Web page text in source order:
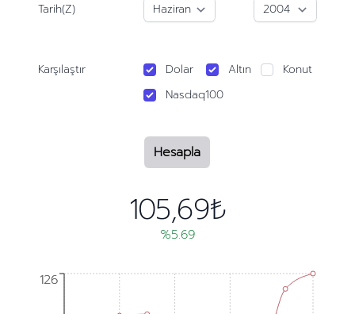
Tarih(Z)
Karşılaştır Dolar Altın
Konut
Nasdaq100
Hesapla
105,69₺
%5.69
126
126